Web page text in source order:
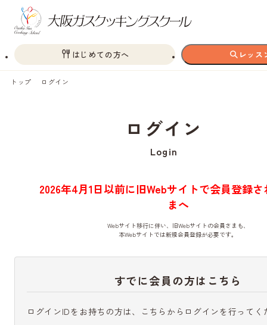
はじめての方へ レッス
トップ ログイン
ログイン
Login
2026年4月1日以前に旧Webサイトで会員登録
まへ
Webサイト移行に伴い、旧Webサイトの会員さまも、
本Webサイトでは新規会員登録が必要です。
すでに会員の方はこちら
ログインIDをお持ちの方は、こちらからログインを行ってく